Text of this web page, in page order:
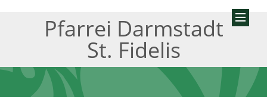
Pfarrei Darmstadt
St. Fidelis